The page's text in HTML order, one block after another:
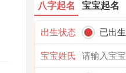
八字起名 宝宝起名
出生状态 已出生
宝宝姓氏